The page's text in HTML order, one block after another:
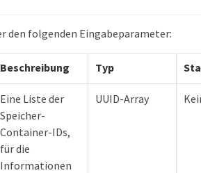
den folgenden Eingabeparameter:
Beschreibung Typ
Eine Liste der
Speicher-
Container-IDs,
für die
Informationen
UUID-Array